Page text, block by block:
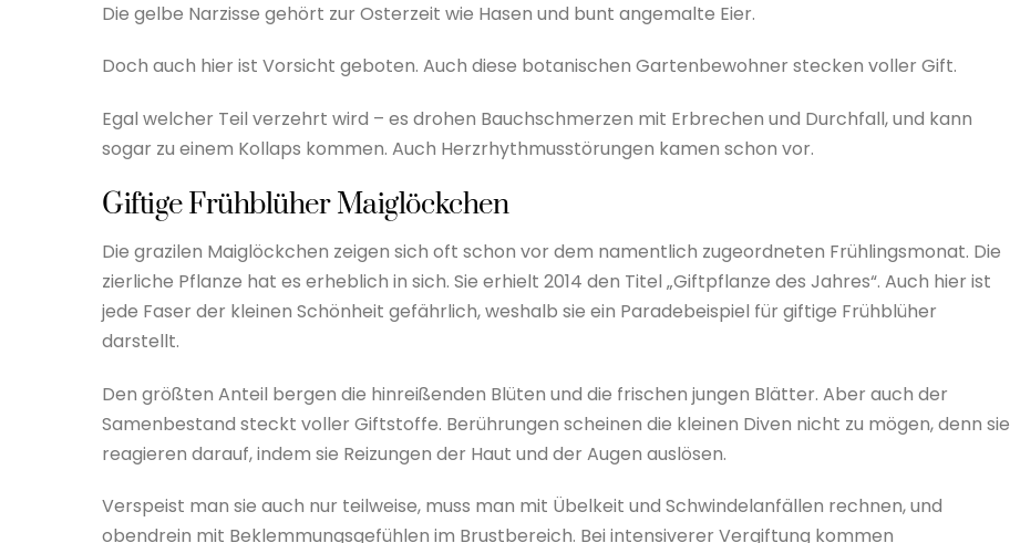
Die gelbe Narzisse gehört zur Osterzeit wie Hasen und bunt angemalte Eier.
Doch auch hier ist Vorsicht geboten. Auch diese botanischen Gartenbewohner stecken voller Gift.
Egal welcher Teil verzehrt wird – es drohen Bauchschmerzen mit Erbrechen und Durchfall, und kann
sogar zu einem Kollaps kommen. Auch Herzrhythmusstörungen kamen schon vor.
Giftige Frühblüher Maiglöckchen
Die grazilen Maiglöckchen zeigen sich oft schon vor dem namentlich zugeordneten Frühlingsmonat. Die
zierliche Pflanze hat es erheblich in sich. Sie erhielt 2014 den Titel „Giftpflanze des Jahres“. Auch hier ist
jede Faser der kleinen Schönheit gefährlich, weshalb sie ein Paradebeispiel für giftige Frühblüher
darstellt.
Den größten Anteil bergen die hinreißenden Blüten und die frischen jungen Blätter. Aber auch der
Samenbestand steckt voller Giftstoffe. Berührungen scheinen die kleinen Diven nicht zu mögen, denn sie
reagieren darauf, indem sie Reizungen der Haut und der Augen auslösen.
Verspeist man sie auch nur teilweise, muss man mit Übelkeit und Schwindelanfällen rechnen, und
obendrein mit Beklemmungsgefühlen im Brustbereich. Bei intensiverer Vergiftung kommen